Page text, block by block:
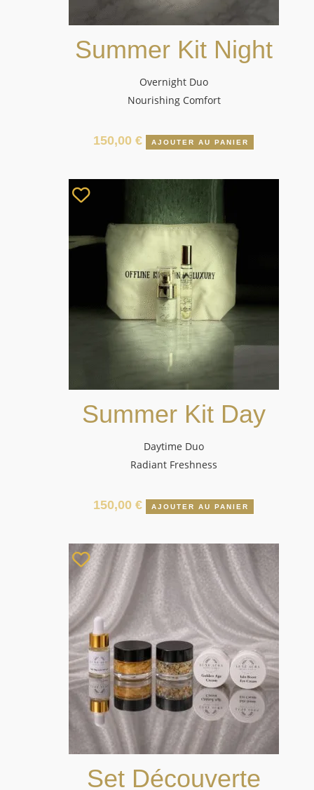
Summer Kit Night
Overnight Duo
Nourishing Comfort
150,00 € AJOUTER AU PANIER
Summer Kit Day
Daytime Duo
Radiant Freshness
150,00 € AJOUTER AU PANIER
Set Découverte